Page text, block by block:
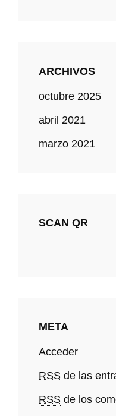
ARCHIVOS
octubre 2025
abril 2021
marzo 2021
SCAN QR
META
Acceder
RSS de las
RSS de los